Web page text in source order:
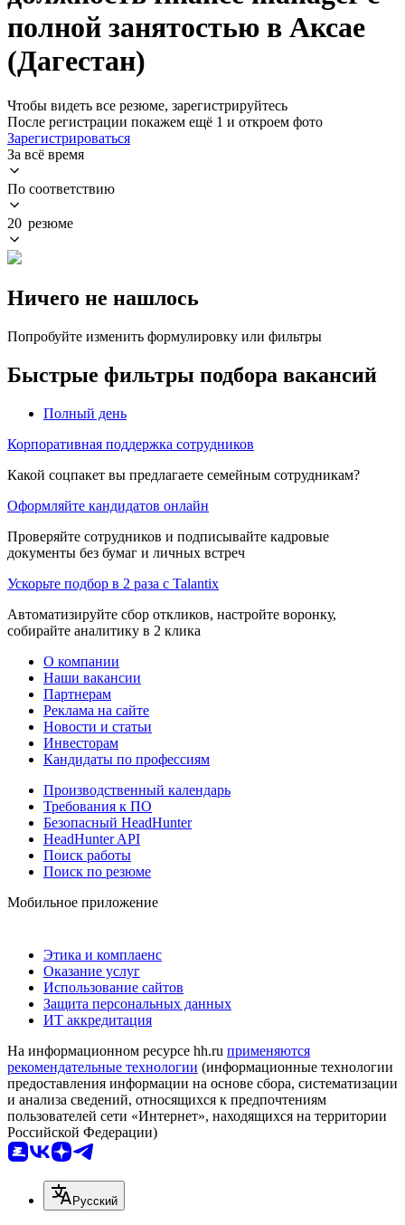
полной занятостью в Аксае
(Дагестан)
Чтобы видеть все резюме, зарегистрируйтесь
После регистрации покажем ещё 1 и откроем фото
Зарегистрироваться
За всё время
По соответствию
20 резюме
Ничего не нашлось
Попробуйте изменить формулировку или фильтры
Быстрые фильтры подбора вакансий
Полный день
Корпоративная поддержка сотрудников
Какой соцпакет вы предлагаете семейным сотрудникам?
Оформляйте кандидатов онлайн
Проверяйте сотрудников и подписывайте кадровые
документы без бумаг и личных встреч
Ускорьте подбор в 2 раза с Talantix
Автоматизируйте сбор откликов, настройте воронку,
собирайте аналитику в 2 клика
О компании
Наши вакансии
Партнерам
Реклама на сайте
Новости и статьи
Инвесторам
Кандидаты по профессиям
Производственный календарь
Требования к ПО
Безопасный HeadHunter
HeadHunter API
Поиск работы
Поиск по резюме
Мобильное приложение
Этика и комплаенс
Оказание услуг
Использование сайтов
Защита персональных данных
ИТ аккредитация
На информационном ресурсе hh.ru применяются
рекомендательные технологии (информационные технологии
предоставления информации на основе сбора, систематизации
и анализа сведений, относящихся к предпочтениям
пользователей сети «Интернет», находящихся на территории
Российской Федерации)
Русский